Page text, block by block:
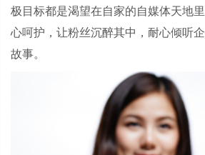
极目标都是渴望在自家的自媒体天地
心呵护，让粉丝沉醉其中，耐心倾听
故事。